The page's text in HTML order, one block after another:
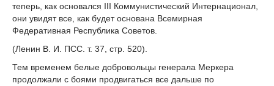
теперь, как основался III Коммунистический Интернационал,
они увидят все, как будет основана Всемирная
Федеративная Республика Советов.
(Ленин В. И. ПСС. т. 37, стр. 520).
Тем временем белые добровольцы генерала Меркера
продолжали с боями продвигаться все дальше по